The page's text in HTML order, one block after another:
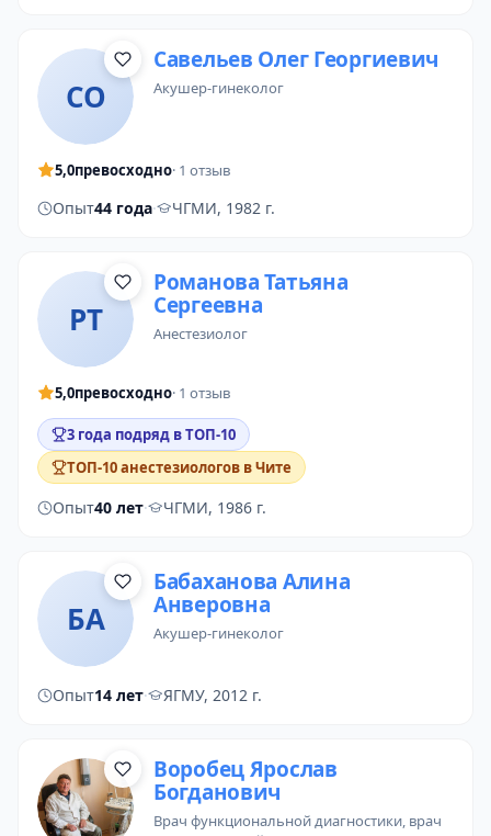
СО
Савельев Олег Георгиевич
акушер-гинеколог
5,0превосходно· 1 отзыв
Опыт44 года· ЧГМИ, 1982 г.
РТ
Романова Татьяна
Сергеевна
анестезиолог
5,0превосходно· 1 отзыв
3 года подряд в ТОП-10
ТОП-10 анестезиологов в Чите
Опыт40 лет· ЧГМИ, 1986 г.
БА
Бабаханова Алина
Анверовна
акушер-гинеколог
Опыт14 лет· ЯГМУ, 2012 г.
Воробец Ярослав
Богданович
врач функциональной диагностики, врач